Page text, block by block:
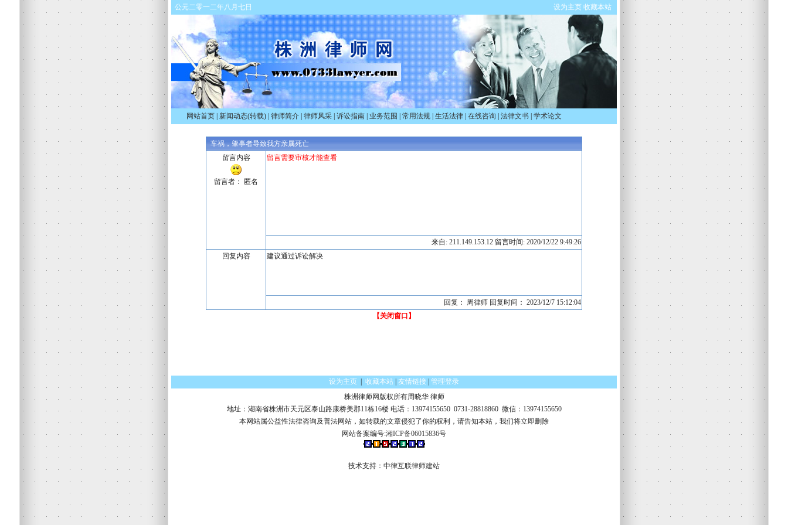
公元二零一二年八月七日 设为主页 收藏本站
网站首页 新闻动态(转载) 律师简介 律师风采 诉讼指南 业务范围 常用法规 生活法律 在线咨询 法律文书 学术论文
车祸，肇事者导致我方亲属死亡
留言内容
留言者： 匿名
留言需要审核才能查看
来自: 211.149.153.12 留言时间: 2020/12/22 9:49:26
回复内容
建议通过诉讼解决
回复： 周律师 回复时间： 2023/12/7 15:12:04
【关闭窗口】
设为主页 收藏本站 友情链接 管理登录
株洲律师网版权所有周晓华 律师
地址：湖南省株洲市天元区泰山路康桥美郡11栋16楼 电话：13974155650 0731-28818860 微信：13974155650
本网站属公益性法律咨询及普法网站，如转载的文章侵犯了你的权利，请告知本站，我们将立即删除
网站备案编号:湘ICP备06015836号
技术支持：中律互联律师建站